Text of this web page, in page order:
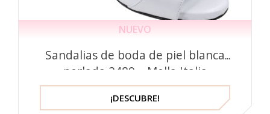
NUEVO
Sandalias de boda de piel blanca
perlada 2489 – Mella Italia
¡DESCUBRE!